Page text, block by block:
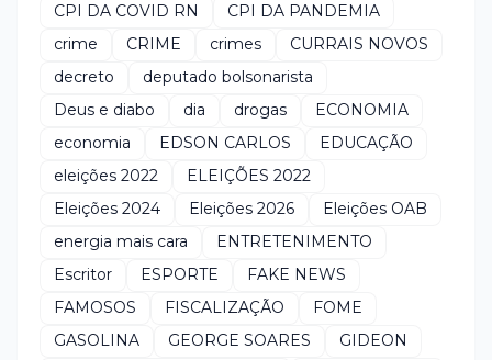
CPI DA COVID RN
CPI DA PANDEMIA
crime
CRIME crimes
CURRAIS NOVOS
decreto
deputado bolsonarista
Deus e diabo
dia drogas
ECONOMIA
economia
EDSON CARLOS
EDUCAÇÃO
eleições 2022
ELEIÇÕES 2022
Eleições 2024
Eleições 2026
Eleições OAB
energia mais cara
ENTRETENIMENTO
Escritor
ESPORTE
FAKE NEWS
FAMOSOS
FISCALIZAÇÃO
FOME
GASOLINA
GEORGE SOARES
GIDEON